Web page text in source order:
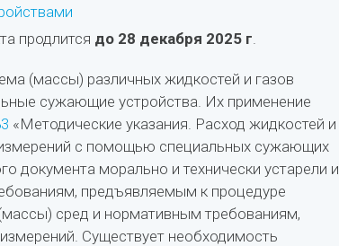
продлится до 28 декабря 2025 г.
(массы) различных жидкостей и газов
сужающие устройства. Их применение
«Методические указания. Расход жидкостей и
с помощью специальных сужающих
документа морально и технически устарели и
предъявляемым к процедуре
сред и нормативным требованиям,
Существует необходимость